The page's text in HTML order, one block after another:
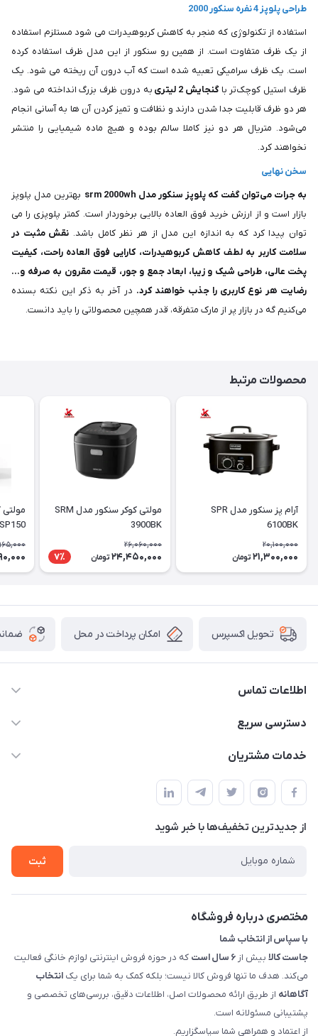
طراحی پلوپز 4 نفره سنکور 2000
استفاده از تکنولوژی که منجر به کاهش کربوهیدرات می شود مستلزم استفاده
از یک ظرف متفاوت است. از همین رو سنکور از این مدل ظرف استفاده کرده
است. یک ظرف سرامیکی تعبیه شده است که آب درون آن ریخته می شود. یک
ظرف استیل کوچک‌تر باگنجایش 2 لیتری
به درون ظرف بزرگ انداخته می شود.
هر دو ظرف قابلیت جدا شدن دارند و نظافت و تمیز کردن آن ها به آسانی انجام
می‌شود. متریال هر دو نیز کاملا سالم بوده و هیچ ماده شیمیایی را منتشر
نخواهند کرد.
سخن نهایی
به جرات می‌توان گفت که پلوپز سنکور مدل srm 2000wh
بهترین مدل پلوپز
بازار است و از ارزش خرید فوق العاده بالایی برخوردار است. کمتر پلوپزی را می
توان پیدا کرد که به اندازه این مدل از هر نظر کامل باشد. نقش مثبت در
سلامت کاربر به لطف کاهش کربوهیدرات، کارایی فوق العاده راحت، کیفیت
پخت عالی، طراحی شیک و زیبا، ابعاد جمع و جور، قیمت مقرون به صرفه و…
رضایت هر نوع کاربری را جذب خواهند کرد. در آخر به ذکر این نکته بسنده
می‌کنیم گه در بازار پر از مارک متفرقه، قدر همچین محصولاتی را باید دانست.
محصولات مرتبط
آرام پز سنکور مدل SPR
6100BK
20,100,000
21,300,000 تومان
مولتی کوکر سنکور مدل SRM
3900BK
26,060,000
24,450,000 تومان 7٪
SP150
تحویل اکسپرس امکان پرداخت در محل
اطلاعات تماس
09398557137
سمت چپ (فروشگاه صوتی عباسی) - "تحویل حضوری فقط با
هماهنگی"
دسترسی سریع
لیست محصولات
حساب کاربری
تماس با ما
خدمات مشتریان
راهنما
پرسش های شما
شرایط و ضوابط گارانتی
روش های بازگرداندن کالا
از جدید‌ترین تخفیف‌ها با‌ خبر شوید
ثبت
مختصری درباره فروشگاه
با سپاس از انتخاب شما
جاست کالا بیش از ۶ سال است
که در حوزه فروش اینترنتی لوازم خانگی فعالیت
می‌کند. هدف ما تنها فروش کالا نیست؛ بلکه کمک به شما برای یک انتخاب
آگاهانه از طریق ارائه محصولات اصل، اطلاعات دقیق، بررسی‌های تخصصی و
پشتیبانی مسئولانه است.
از اعتماد و همراهی شما سپاسگزاریم.